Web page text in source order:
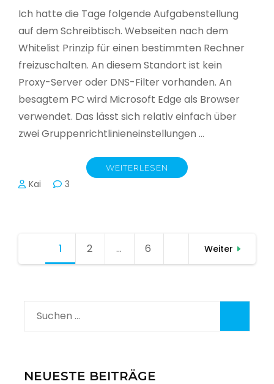
Ich hatte die Tage folgende Aufgabenstellung
auf dem Schreibtisch. Webseiten nach dem
Whitelist Prinzip für einen bestimmten Rechner
freizuschalten. An diesem Standort ist kein
Proxy-Server oder DNS-Filter vorhanden. An
besagtem PC wird Microsoft Edge als Browser
verwendet. Das lässt sich relativ einfach über
zwei Gruppenrichtlinieneinstellungen …
WEITERLESEN
Kai 3
Seitennummerierung
1 Seite
2 … Seite
6 Weiter
Suchen
nach:
NEUESTE BEITRÄGE